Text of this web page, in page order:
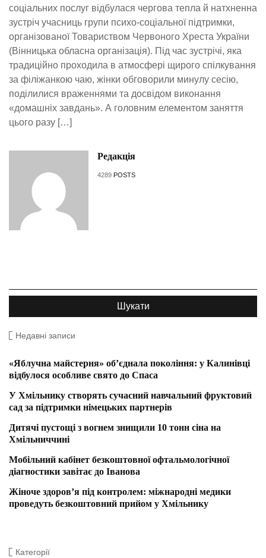
соціальних послуг відбулася чергова тепла й натхненна
зустріч учасниць групи психо-соціальної підтримки,
організованої Товариством Червоного Хреста України
(Вінницька обласна організація). Під час зустрічі, яка
традиційно проходила в атмосфері щирого спілкування
за філіжанкою чаю, жінки обговорили минулу сесію,
поділилися враженнями та досвідом виконання
«домашніх завдань». А головним елементом заняття
цього разу […]
Редакція
4289 POSTS
Недавні записи
«Яблучна майстерня» об’єднала покоління: у Калинівці
відбулося особливе свято до Спаса
У Хмільнику створять сучасний навчальний фруктовий
сад за підтримки німецьких партнерів
Дитячі пустощі з вогнем знищили 10 тонн сіна на
Хмільниччині
Мобільний кабінет безкоштовної офтальмологічної
діагностики завітає до Іванова
Жіноче здоров’я під контролем: міжнародні медики
проведуть безкоштовний прийом у Хмільнику
Категорії